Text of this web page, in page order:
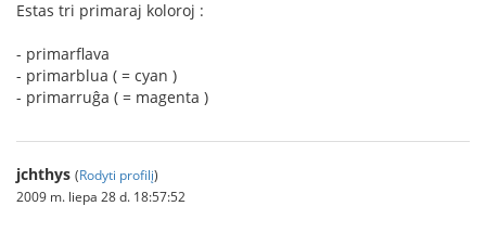
Estas tri primaraj koloroj :
- primarflava
- primarblua ( = cyan )
- primarruĝa ( = magenta )
jchthys (Rodyti profilį)
2009 m. liepa 28 d. 18:57:52